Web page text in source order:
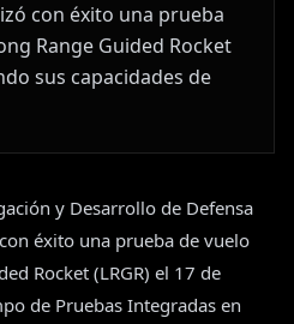
con éxito una prueba
Range Guided Rocket
sus capacidades de
y Desarrollo de Defensa
éxito una prueba de vuelo
Rocket (LRGR) el 17 de
de Pruebas Integradas en